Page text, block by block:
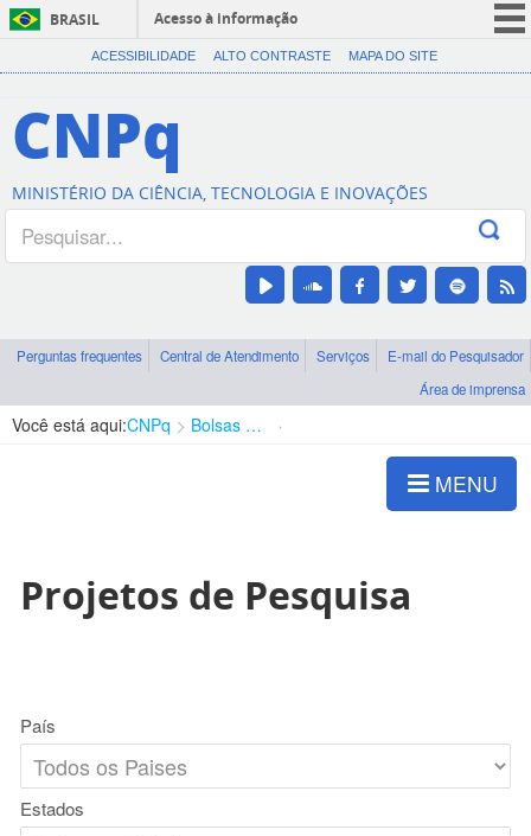
BRASIL
Acesso à informação
CORONAVÍRUS (COVID-19)
Canais
ACESSIBILIDADE ALTO CONTRASTE MAPA DO SITE
CNPq
MINISTÉRIO DA CIÊNCIA, TECNOLOGIA E INOVAÇÕES
Perguntas frequentes Central de Atendimento Serviços
E-mail do Pesquisador
Área de imprensa
Você está aqui:CNPq Bolsas e Auxílios Vigentes
MENU
Projetos de Pesquisa
País
Estados